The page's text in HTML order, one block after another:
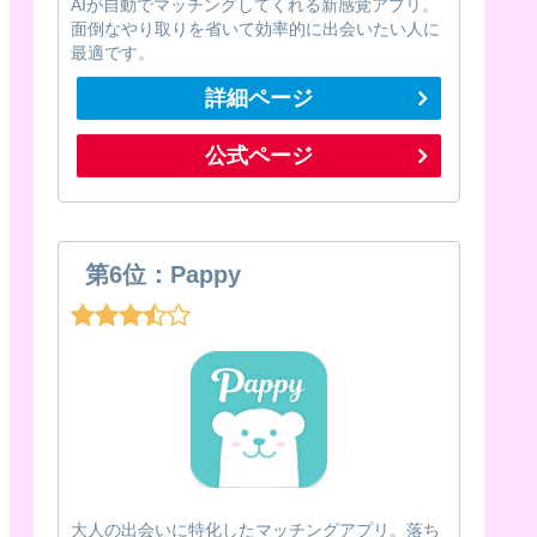
AIが自動でマッチングしてくれる新感覚アプリ。
面倒なやり取りを省いて効率的に出会いたい人に
最適です。
詳細ページ
公式ページ
第6位：Pappy
大人の出会いに特化したマッチングアプリ。落ち